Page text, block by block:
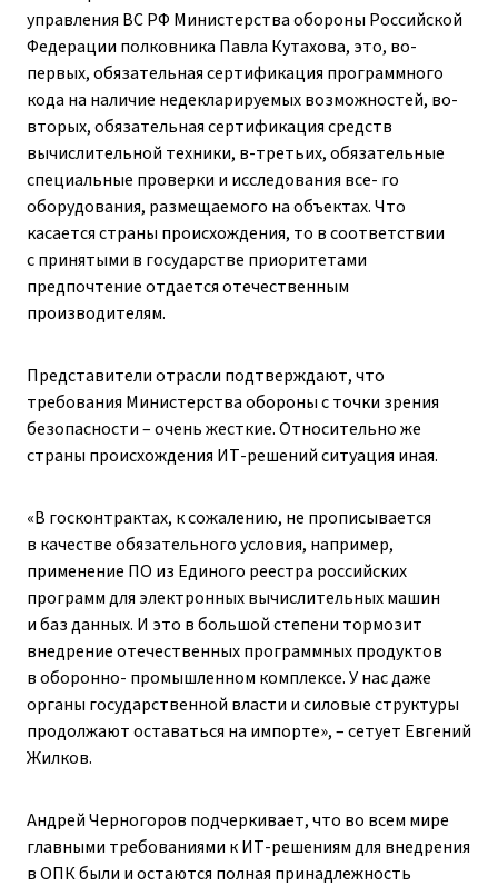
управления ВС РФ Министерства обороны Российской
Федерации полковника Павла Кутахова, это, во-
первых, обязательная сертификация программного
кода на наличие недекларируемых возможностей, во-
вторых, обязательная сертификация средств
вычислительной техники, в-третьих, обязательные
специальные проверки и исследования все- го
оборудования, размещаемого на объектах. Что
касается страны происхождения, то в соответствии
с принятыми в государстве приоритетами
предпочтение отдается отечественным
производителям.
Представители отрасли подтверждают, что
требования Министерства обороны с точки зрения
безопасности – ​очень жесткие. Относительно же
страны происхождения ИТ-решений ситуация иная.
«В госконтрактах, к сожалению, не прописывается
в качестве обязательного условия, например,
применение ПО из Единого реестра российских
программ для электронных вычислительных машин
и баз данных. И это в большой степени тормозит
внедрение отечественных программных продуктов
в оборонно- промышленном комплексе. У нас даже
органы государственной власти и силовые структуры
продолжают оставаться на импорте», – ​сетует Евгений
Жилков.
Андрей Черногоров подчеркивает, что во всем мире
главными требованиями к ИТ-решениям для внедрения
в ОПК были и ­остаются полная принадлежность